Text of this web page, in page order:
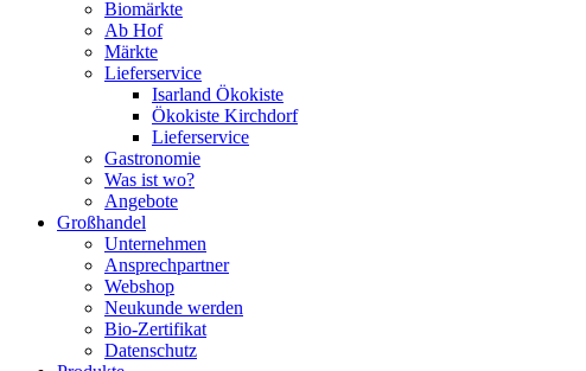
Biomärkte
Ab Hof
Märkte
Lieferservice
Isarland Ökokiste
Ökokiste Kirchdorf
Lieferservice
Gastronomie
Was ist wo?
Angebote
Großhandel
Unternehmen
Ansprechpartner
Webshop
Neukunde werden
Bio-Zertifikat
Datenschutz